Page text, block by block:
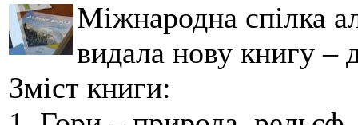
Міжнародна спілка
видала нову книгу –
Зміст книги: